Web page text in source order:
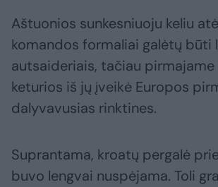
Aštuonios sunkesniuoju keliu
komandos formaliai galėtų būti
autsaideriais, tačiau
keturios iš jų įveikė Europos
dalyvavusias rinktines.
Suprantama, kroatų pergalė
buvo lengvai nuspėjama. Toli